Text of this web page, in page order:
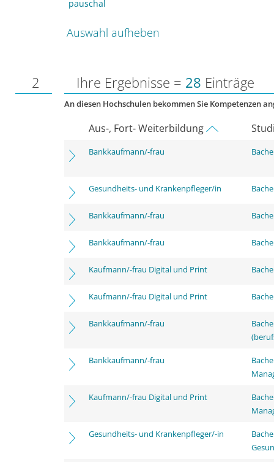
pauschal
Auswahl aufheben
2 Ihre Ergebnisse = 28 Einträge
An diesen Hochschulen bekommen Sie Kompetenzen
Aus-, Fort- Weiterbildung
Bankkaufmann/-frau
Gesundheits- und Krankenpfleger/in
Bankkaufmann/-frau
Bankkaufmann/-frau
Kaufmann/-frau Digital und Print
Kaufmann/-frau Digital und Print
Bankkaufmann/-frau
Bankkaufmann/-frau
Kaufmann/-frau Digital und Print
Gesundheits- und Krankenpfleger/-in